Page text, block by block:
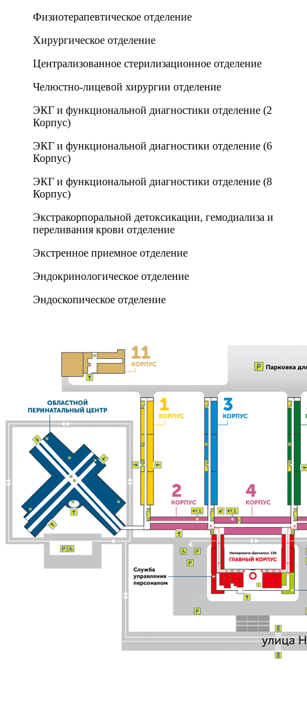
Физиотерапевтическое отделение
Хирургическое отделение
Централизованное стерилизационное отделение
Челюстно-лицевой хирургии отделение
ЭКГ и функциональной диагностики отделение (2
Корпус)
ЭКГ и функциональной диагностики отделение (6
Корпус)
ЭКГ и функциональной диагностики отделение (8
Корпус)
Экстракорпоральной детоксикации, гемодиализа и
переливания крови отделение
Экстренное приемное отделение
Эндокринологическое отделение
Эндоскопическое отделение